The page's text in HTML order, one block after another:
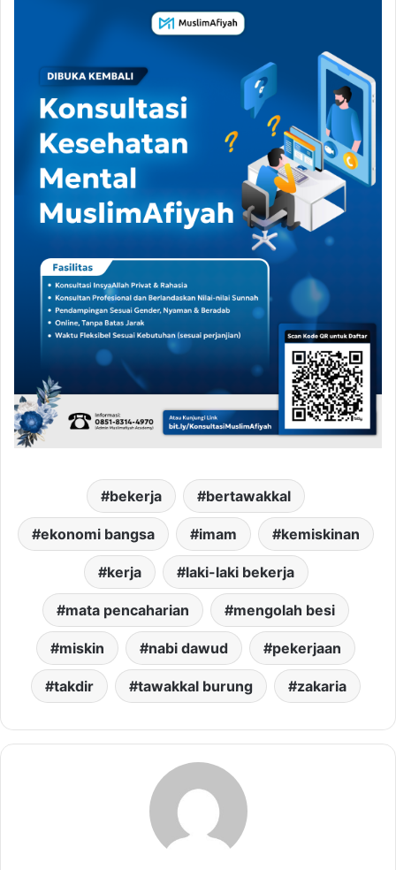
bekerja bertawakkal
ekonomi bangsa imam kemiskinan
kerja laki-laki bekerja
mata pencaharian mengolah besi
miskin nabi dawud pekerjaan
takdir tawakkal burung zakaria